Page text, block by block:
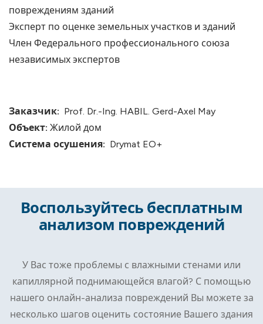
повреждениям зданий
Эксперт по оценке земельных участков и зданий
Член Федерального профессионального союза
независимых экспертов
Заказчик: Prof. Dr.-Ing. HABIL. Gerd-Axel May
Объект: Жилой дом
Система осушения: Drymat EO+
Воспользуйтесь бесплатным
анализом повреждений
У Вас тоже проблемы с влажными стенами или
капиллярной поднимающейся влагой? С помощью
нашего онлайн-анализа повреждений Вы можете за
несколько шагов оценить состояние Вашего здания